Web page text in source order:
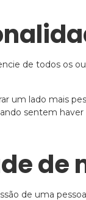
de todos os
lado mais
sentem
de
de uma